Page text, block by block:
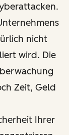
nicht
wird. Die
Zeit, Geld
Ihrer